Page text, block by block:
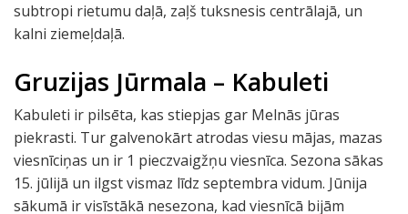
subtropi rietumu daļā, zaļš tuksnesis centrālajā, un
kalni ziemeļdaļā.
Gruzijas Jūrmala – Kabuleti
Kabuleti ir pilsēta, kas stiepjas gar Melnās jūras
piekrasti. Tur galvenokārt atrodas viesu mājas, mazas
viesnīciņas un ir 1 pieczvaigžņu viesnīca. Sezona sākas
15. jūlijā un ilgst vismaz līdz septembra vidum. Jūnija
sākumā ir visīstākā nesezona, kad viesnīcā bijām